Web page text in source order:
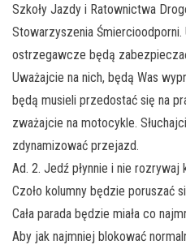
Szkoły Jazdy i Ratownictwa
Stowarzyszenia Śmiercioodporni.
ostrzegawcze będą
Uważajcie na nich, będą Was
będą musieli przedostać się na
zważajcie na motocykle.
zdynamizować przejazd.
Ad. 2. Jedź płynnie i nie rozrywaj
Czoło kolumny będzie poruszać
Cała parada będzie miała co
Aby jak najmniej blokować